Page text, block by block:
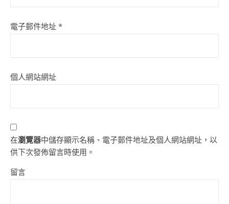
電子郵件地址 *
個人網站網址
在瀏覽器中儲存顯示名稱、電子郵件地址及個人網站網址，以
供下次發佈留言時使用。
留言